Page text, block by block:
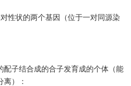
状的两个基因（位于一对同源染
子结合成的合子发育成的个体（能
）：